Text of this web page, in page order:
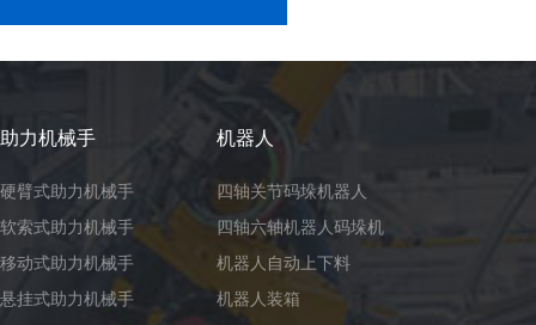
助力机械手
硬臂式助力机械手
软索式助力机械手
移动式助力机械手
悬挂式助力机械手
机器人
四轴关节码垛机器人
四轴六轴机器人码垛机
机器人自动上下料
机器人装箱